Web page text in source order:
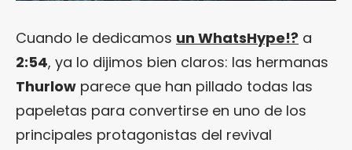
Cuando le dedicamos un WhatsHype!? a
2:54, ya lo dijimos bien claros: las hermanas
Thurlow parece que han pillado todas las
papeletas para convertirse en uno de los
principales protagonistas del revival